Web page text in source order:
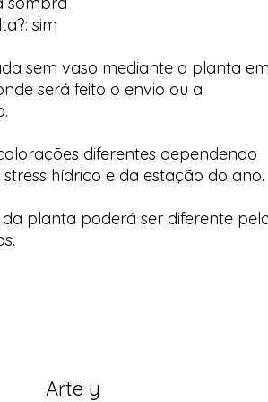
sim
sem vaso mediante a planta em
será feito o envio ou a
diferentes dependendo
hídrico e da estação do ano.
planta poderá ser diferente
Arte y